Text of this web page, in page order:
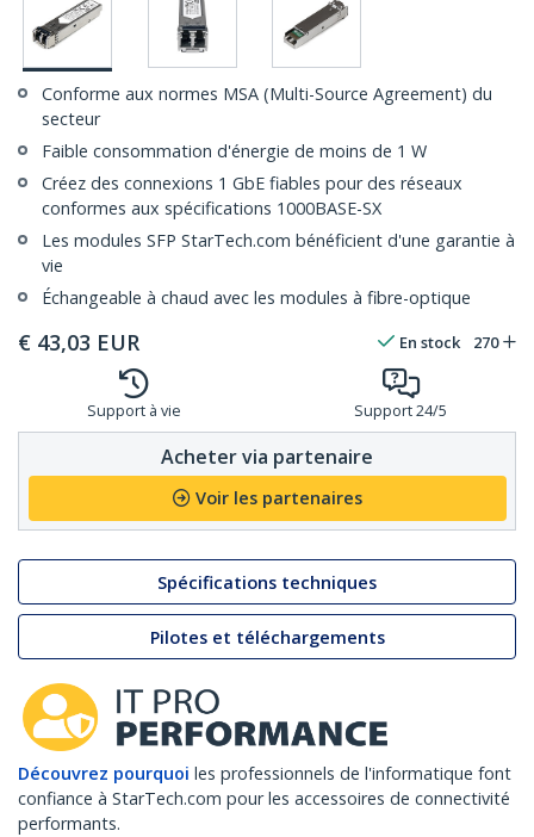
Conforme aux normes MSA (Multi-Source Agreement) du
secteur
Faible consommation d'énergie de moins de 1 W
Créez des connexions 1 GbE fiables pour des réseaux
conformes aux spécifications 1000BASE-SX
Les modules SFP StarTech.com bénéficient d'une garantie à
vie
Échangeable à chaud avec les modules à fibre-optique
€ 43,03 EUR En stock 270
Support à vie Support 24/5
Acheter via partenaire
Voir les partenaires
Spécifications techniques
Pilotes et téléchargements
Découvrez pourquoi les professionnels de l'informatique font
confiance à StarTech.com pour les accessoires de connectivité
performants.